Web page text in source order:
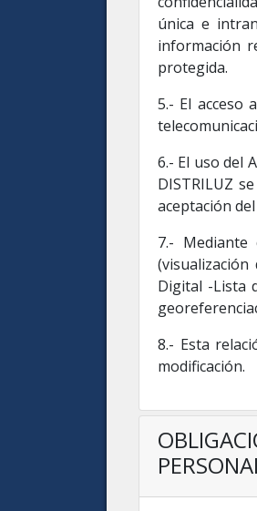
única e
información
protegida.
5.- El acceso
6.- El uso del
DISTRILUZ
aceptación
7.- Mediante
Digital -Lista
8.- Esta
modificación.